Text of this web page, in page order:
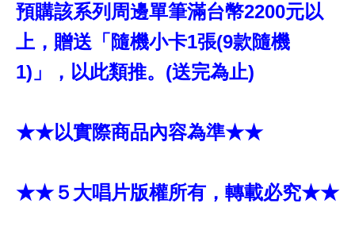
預購該系列周邊單筆滿台幣2200元以
上，贈送「隨機小卡1張(9款隨機
1)」，以此類推。(送完為止)
★★以實際商品內容為準★★
★★５大唱片版權所有，轉載必究★★